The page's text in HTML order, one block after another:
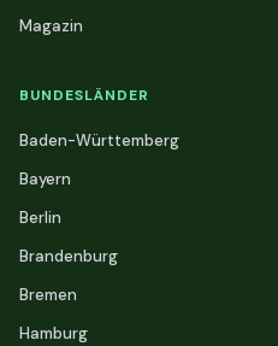
Magazin
BUNDESLÄNDER
Baden-Württemberg
Bayern
Berlin
Brandenburg
Bremen
Hamburg